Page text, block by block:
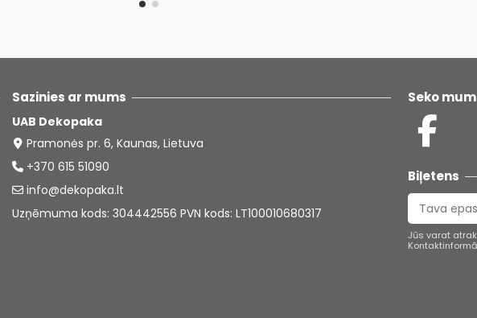
Sazinies ar mums
UAB Dekopaka
Pramonės pr. 6, Kaunas, Lietuva
+370 615 51090
info@dekopaka.lt
Uzņēmuma kods: 304442556 PVN kods: LT100010680317
Seko
Biļetens
Jūs varat